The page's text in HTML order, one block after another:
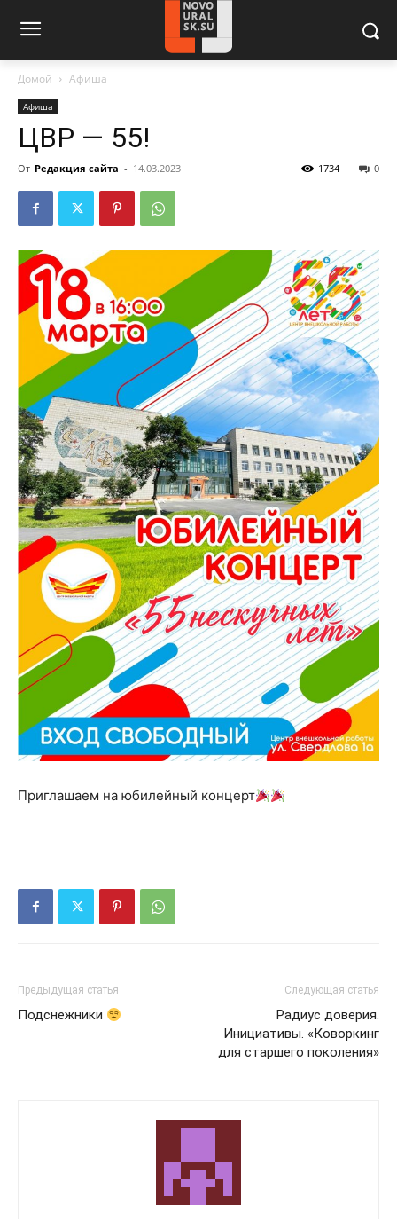
Домой Афиша
Афиша
ЦВР — 55!
От Редакция сайта - 14.03.2023 0
1734
Приглашаем на юбилейный концерт
Предыдущая статья
Подснежники
Следующая статья
Радиус доверия.
Инициативы. «Коворкинг
для старшего поколения»